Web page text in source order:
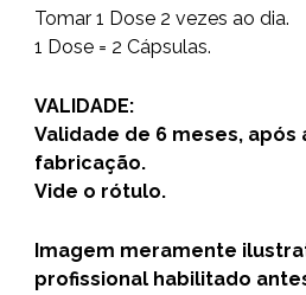
Tomar 1 Dose 2 vezes ao dia.
1 Dose = 2 Cápsulas.
VALIDADE:
Validade de 6 meses, após
fabricação.
Vide o rótulo.
Imagem meramente
profissional habilitado